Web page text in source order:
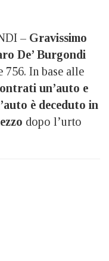
– Gravissimo
De’ Burgondi
756. In base alle
un’auto e
è deceduto in
dopo l’urto